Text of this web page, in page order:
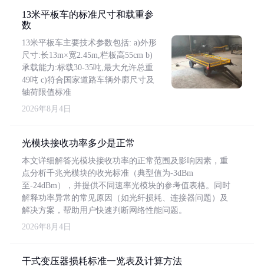
13米平板车的标准尺寸和载重参
数
13米平板车主要技术参数包括: a)外形
尺寸:长13m×宽2.45m,栏板高55cm b)
承载能力:标载30-35吨,最大允许总重
49吨 c)符合国家道路车辆外廓尺寸及
轴荷限值标准
2026年8月4日
光模块接收功率多少是正常
本文详细解答光模块接收功率的正常范围及影响因素，重
点分析千兆光模块的收光标准（典型值为-3dBm
至-24dBm），并提供不同速率光模块的参考值表格。同时
解释功率异常的常见原因（如光纤损耗、连接器问题）及
解决方案，帮助用户快速判断网络性能问题。
2026年8月4日
干式变压器损耗标准一览表及计算方法